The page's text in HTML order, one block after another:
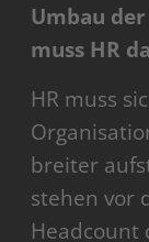
Umbau
muss HR
HR muss
breiter
stehen vor
Headcount